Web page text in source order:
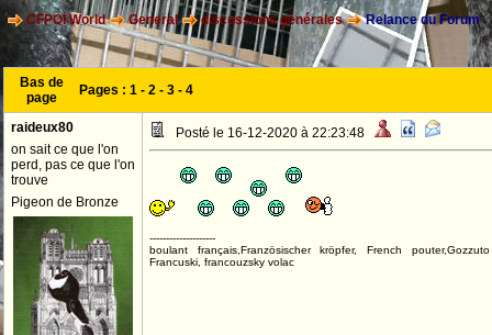
CFPOI World General discussions générales Relance du Forum
Bas de
page
Pages : 1 - 2 - 3 - 4
raideux80
on sait ce que l'on
perd, pas ce que l'on
trouve
Pigeon de Bronze
Posté le 16-12-2020 à 22:23:48
--------------------
boulant français,Französischer kröpfer, French
Francuski, francouzsky volac